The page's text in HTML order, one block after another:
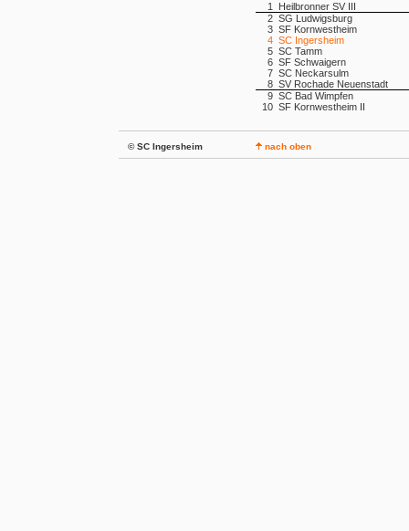
1
Heilbronner SV III
2 SG Ludwigsburg
3 SF Kornwestheim
4 SC Ingersheim
5 SC Tamm
6 SF Schwaigern
7 SC Neckarsulm
8 SV Rochade Neuenstadt
9 SC Bad Wimpfen
10 SF Kornwestheim II
© SC Ingersheim nach oben